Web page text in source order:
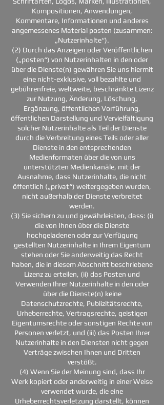
Kompositionen, Anwendungen,
Kommentare, Informationen und anderes
angemessenes Material posten (zusammen:
„Nutzerinhalte“).
(2) Durch das Anzeigen oder Veröffentlichen
(„posten“) von Nutzerinhalten in den oder
über die Dienste(n) gewähren Sie uns hiermit
eine nicht-exklusive, voll bezahlte und
gebührenfreie, weltweite, beschränkte Lizenz
zur Nutzung, Änderung, Löschung,
Ergänzung, öffentlichen Vorführung,
öffentlichen Darstellung und Vervielfältigung
solcher Nutzerinhalte als Teil der Dienste
durch die Verbreitung eines Teils oder aller
Dienste in den entsprechenden
Medienformaten über die von uns
unterstützten Medienkanäle, mit der
Ausnahme, dass Nutzerinhalte, die nicht
öffentlich („privat“) weitergegeben wurden,
nicht außerhalb der Dienste verbreitet
werden.
(3) Sie sichern zu und gewährleisten, dass: (i)
die von Ihnen über die Dienste
hochgeladenen oder zur Verfügung
gestellten Nutzerinhalte in Ihrem Eigentum
stehen oder Sie anderweitig das Recht
haben, die in diesem Abschnitt beschriebene
Lizenz zu erteilen, (ii) das Posten und
Verwenden Ihrer Nutzerinhalte in den oder
über die Dienste(n) keine
Datenschutzrechte, Publizitätsrechte,
Urheberrechte, Vertragsrechte, geistigen
Eigentumsrechte oder sonstigen Rechte von
Personen verletzt, und (iii) das Posten Ihrer
Nutzerinhalte in den Diensten nicht gegen
Verträge zwischen Ihnen und Dritten
verstößt.
(4) Wenn Sie der Meinung sind, dass Ihr
Werk kopiert oder anderweitig in einer Weise
verwendet wurde, die eine
Urheberrechtsverletzung darstellt, können